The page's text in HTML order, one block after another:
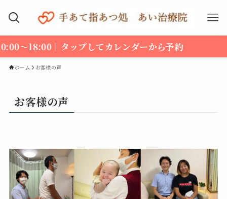
ホーム お客様の声
お客様の声